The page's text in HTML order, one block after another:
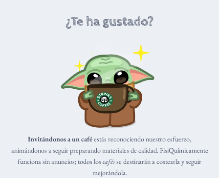
¿Te ha gustado?
Invitándonos a un caféestás reconociendo nuestro esfuerzo,
animándonos a seguir preparando materiales de calidad. FisiQuímicamente
funciona sin anuncios; todos los cafésse destinarán a costearla y seguir
mejorándola.